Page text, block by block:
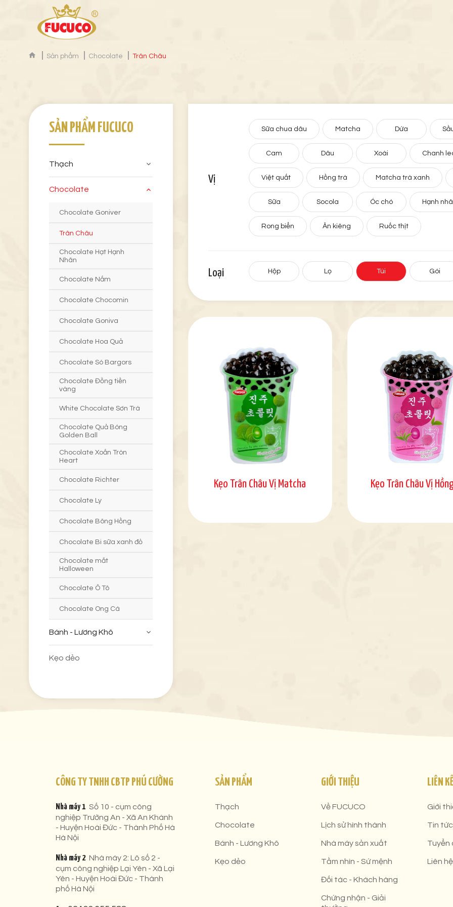
Sản phẩm Chocolate Trân Châu
SẢN PHẨM FUCUCO
Thạch
Chocolate
Chocolate Goniver
Trân Châu
Chocolate Hạt Hạnh
Nhân
Chocolate Nấm
Chocolate Chocomin
Chocolate Goniva
Chocolate Hoa Quả
Chocolate Sò Bargors
Chocolate Đồng tiền
vàng
White Chocolate Sơn Trà
Chocolate Quả Bóng
Golden Ball
Chocolate Xoắn Tròn
Heart
Chocolate Richter
Chocolate Ly
Chocolate Bông Hồng
Chocolate Bi sữa xanh đỏ
Chocolate mắt
Halloween
Chocolate Ô Tô
Chocolate Ong Cá
Bánh - Lương Khô
Kẹo dẻo
Vị
Sữa chua dâu Matcha Dứa
Cam Dâu Xoài Chanh
Việt quất Hồng trà Matcha trà xanh
Sữa Socola Óc chó Hạnh
Rong biển Ăn kiêng Ruốc thịt
Loại Hộp Lọ Túi Gói
Kẹo Trân Châu Vị Matcha Kẹo Trân Châu Vị
CÔNG TY TNHH CBTP PHÚ CƯỜNG
Nhà máy 1 Số 10 - cụm công
nghiệp Trường An - Xã An Khánh
- Huyện Hoài Đức - Thành Phố Hà
Hà Nội
Nhà máy 2 Nhà máy 2: Lô số 2 -
cụm công nghiệp Lại Yên - Xã Lại
Yên - Huyện Hoài Đức - Thành
phố Hà Nội
SẢN PHẨM
Thạch
Chocolate
Bánh - Lương Khô
Kẹo dẻo
GIỚI THIỆU
Về FUCUCO
Lịch sử hình thành
Nhà máy sản xuất
Tầm nhìn - Sứ mệnh
Đối tác - Khách hàng
Chứng nhận - Giải
LIÊN
Giới
Tin tức
Tuyển
Liên hệ